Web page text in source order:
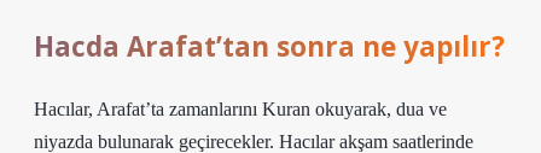
Hacda Arafat’tan sonra ne yapılır?
Hacılar, Arafat’ta zamanlarını Kuran okuyarak, dua ve
niyazda bulunarak geçirecekler. Hacılar akşam saatlerinde